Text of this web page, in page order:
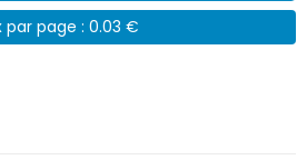
par page : 0.03 €